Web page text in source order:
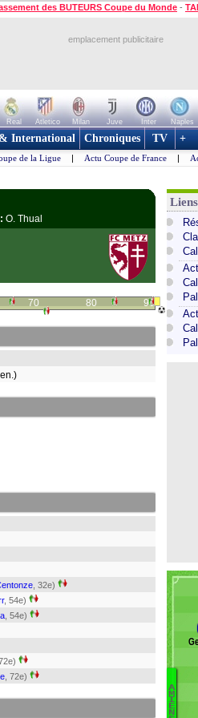
des BUTEURS Coupe du Monde -
emplacement publicitaire
Real Atletico Milan Juve Inter Naples
International Chroniques TV +
de la Ligue | Actu Coupe de France |
O. Thual
70 80 90
, 32e)
, 54e)
, 54e)
, 72e)
A
M
I
E
N